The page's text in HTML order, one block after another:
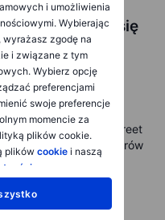
i umożliwienia
Wybierając
zgodę na
i związane z tym
Wybierz opcję
preferencjami
swoje preferencje
momencie za
plików cookie.
plików cookiei naszą
USA powinni się
około 70 procent
chwiejność na Wall Street
europejskich inwestorów
waluty. Jeśli dolar
tracą na wartości po
dolara ma